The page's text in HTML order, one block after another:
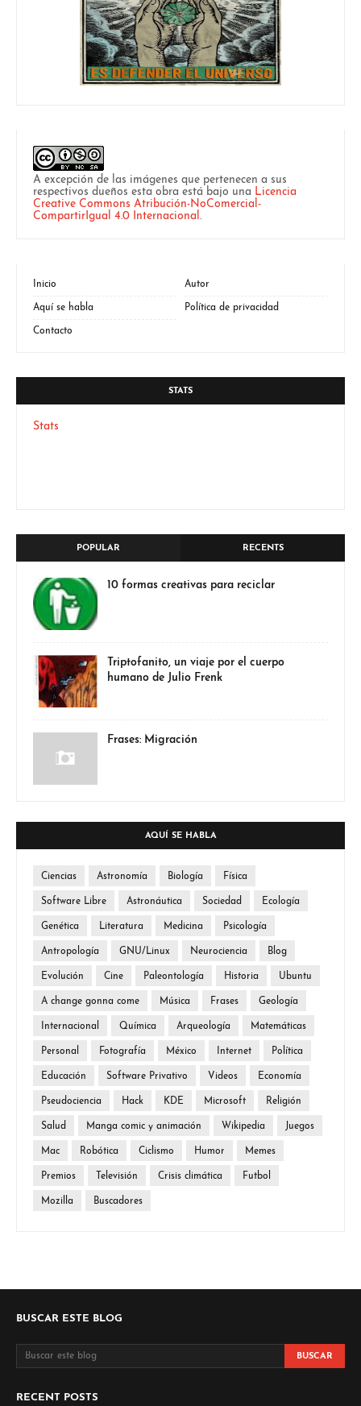
A excepción de las imágenes que pertenecen a sus
respectivos dueños esta obra está bajo una Licencia
Creative Commons Atribución-NoComercial-
CompartirIgual 4.0 Internacional.
Inicio Autor
Aquí se habla Política de privacidad
Contacto
STATS
Stats
POPULAR RECENTS
10 formas creativas para reciclar
Triptofanito, un viaje por el cuerpo
humano de Julio Frenk
Frases: Migración
AQUÍ SE HABLA
Ciencias Astronomía Biología Física
Software Libre Astronáutica Sociedad Ecología
Genética Literatura Medicina Psicología
Antropología GNU/Linux Neurociencia Blog
Evolución Cine Paleontología Historia Ubuntu
A change gonna come Música Frases Geología
Internacional Química Arqueología Matemáticas
Personal Fotografía México Internet Política
Educación Software Privativo Videos Economía
Pseudociencia Hack KDE Microsoft Religión
Salud Manga comic y animación Wikipedia Juegos
Mac Robótica Ciclismo Humor Memes
Premios Televisión Crisis climática Futbol
Mozilla Buscadores
BUSCAR ESTE BLOG
RECENT POSTS